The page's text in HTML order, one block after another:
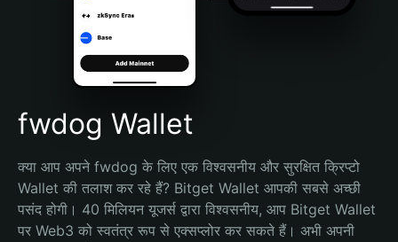
Português (Brasil)
Español (Argentina)
fwdog Wallet
क्या आप अपने fwdog के लिए एक विश्वसनीय और सुरक्षित क्रिप्टो
Wallet की तलाश कर रहे हैं? Bitget Wallet आपकी सबसे अच्छी
पसंद होगी। 40 मिलियन यूजर्स द्वारा विश्वसनीय, आप Bitget Wallet
पर Web3 को स्वतंत्र रूप से एक्सप्लोर कर सकते हैं। अभी अपनी